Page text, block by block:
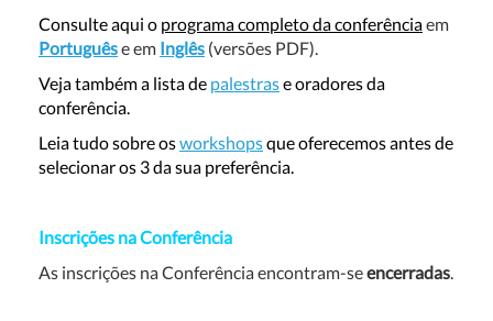
Consulte aqui o programa completo da conferênciaem
Portuguêse em Inglês (versões PDF).
Veja também a lista de palestrase oradores da
conferência.
Leia tudo sobre osworkshopsque oferecemos antes de
selecionar os 3 da sua preferência.
Inscrições na Conferência
As inscrições na Conferência encontram-seencerradas.